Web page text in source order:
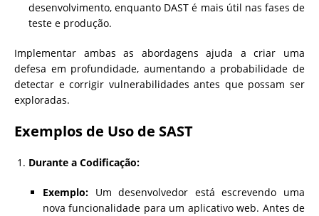
desenvolvimento, enquanto DAST é mais útil nas fases de
teste e produção.
Implementar ambas as abordagens ajuda a criar uma
defesa em profundidade, aumentando a probabilidade de
detectar e corrigir vulnerabilidades antes que possam ser
exploradas.
Exemplos de Uso de SAST
Durante a Codificação:
Exemplo: Um desenvolvedor está escrevendo uma
nova funcionalidade para um aplicativo web. Antes de